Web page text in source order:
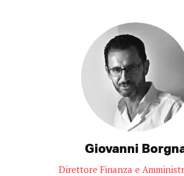
Giovanni
Direttore Finanza e